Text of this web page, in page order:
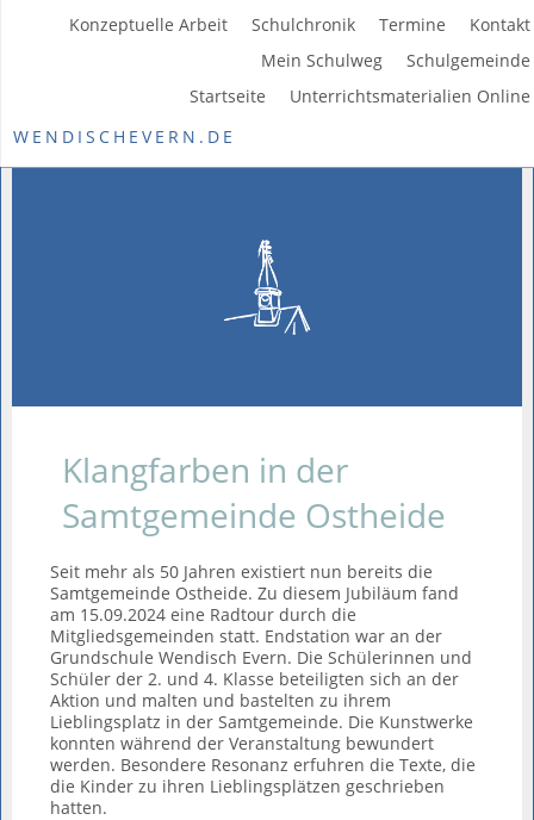
Kontakt
Termine
Schulchronik
Konzeptuelle Arbeit
Schulgemeinde
Mein Schulweg
Unterrichtsmaterialien Online
Startseite
WENDISCHEVERN.DE
Klangfarben in der
Samtgemeinde Ostheide
Seit mehr als 50 Jahren existiert nun bereits die
Samtgemeinde Ostheide. Zu diesem Jubiläum fand
am 15.09.2024 eine Radtour durch die
Mitgliedsgemeinden statt. Endstation war an der
Grundschule Wendisch Evern. Die Schülerinnen und
Schüler der 2. und 4. Klasse beteiligten sich an der
Aktion und malten und bastelten zu ihrem
Lieblingsplatz in der Samtgemeinde. Die Kunstwerke
konnten während der Veranstaltung bewundert
werden. Besondere Resonanz erfuhren die Texte, die
die Kinder zu ihren Lieblingsplätzen geschrieben
hatten.